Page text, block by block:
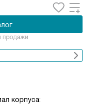
продажи
корпуса: